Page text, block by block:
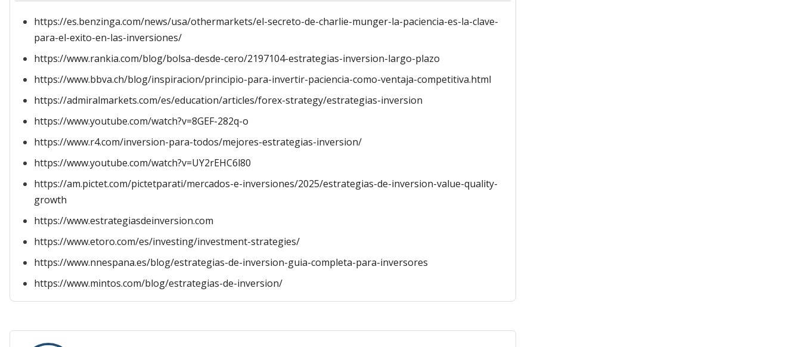
https://es.benzinga.com/news/usa/othermarkets/el-secreto-de-charlie-munger-la-paciencia-es-la-clave-
para-el-exito-en-las-inversiones/
https://www.rankia.com/blog/bolsa-desde-cero/2197104-estrategias-inversion-largo-plazo
https://www.bbva.ch/blog/inspiracion/principio-para-invertir-paciencia-como-ventaja-competitiva.html
https://admiralmarkets.com/es/education/articles/forex-strategy/estrategias-inversion
https://www.youtube.com/watch?v=8GEF-282q-o
https://www.r4.com/inversion-para-todos/mejores-estrategias-inversion/
https://www.youtube.com/watch?v=UY2rEHC6l80
https://am.pictet.com/pictetparati/mercados-e-inversiones/2025/estrategias-de-inversion-value-quality-
growth
https://www.estrategiasdeinversion.com
https://www.etoro.com/es/investing/investment-strategies/
https://www.nnespana.es/blog/estrategias-de-inversion-guia-completa-para-inversores
https://www.mintos.com/blog/estrategias-de-inversion/